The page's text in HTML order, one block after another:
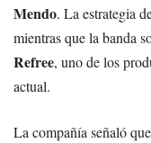
Mendo. La estrategia
mientras que la banda
Refree, uno de los
actual.
La compañía señaló